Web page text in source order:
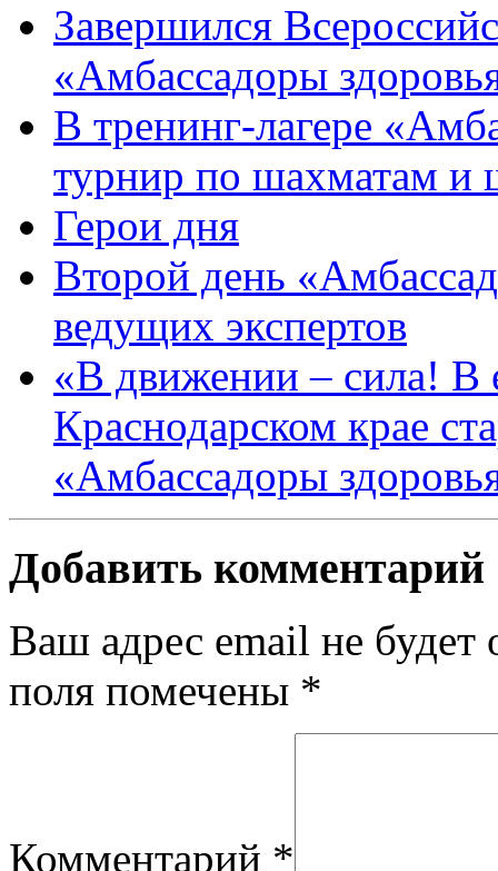
Завершился
«Амбассадоры
В тренинг-лагере
турнир по шахматам и
Герои дня
Второй день
ведущих экспертов
«В движении – сила! В
Краснодарском крае
«Амбассадоры
Добавить комментарий
Ваш адрес email не будет
поля помечены *
Комментарий *